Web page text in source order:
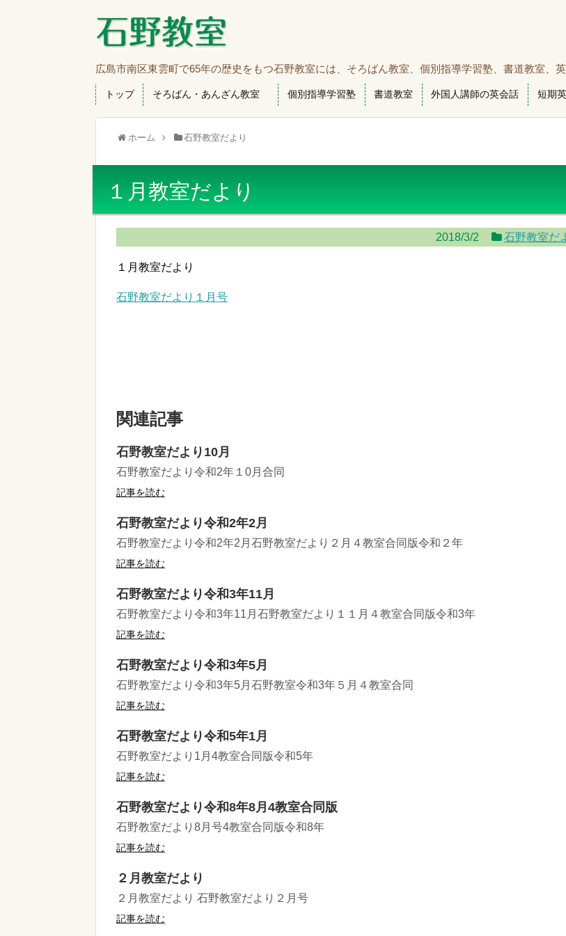
広島市南区東雲町で65年の歴史をもつ石野教室には、そろばん教室、個別指導学習塾、書道教室、
トップ そろばん・あんざん教室 個別指導学習塾 書道教室 外国人講師の英会話 短期
ホーム 石野教室だより
１月教室だより
2018/3/2 石野教室だ
１月教室だより
石野教室だより１月号
関連記事
石野教室だより10月
石野教室だより令和2年１0月合同
記事を読む
石野教室だより令和2年2月
石野教室だより令和2年2月石野教室だより２月４教室合同版令和２年
記事を読む
石野教室だより令和3年11月
石野教室だより令和3年11月石野教室だより１１月４教室合同版令和3年
記事を読む
石野教室だより令和3年5月
石野教室だより令和3年5月石野教室令和3年５月４教室合同
記事を読む
石野教室だより令和5年1月
石野教室だより1月4教室合同版令和5年
記事を読む
石野教室だより令和8年8月4教室合同版
石野教室だより8月号4教室合同版令和8年
記事を読む
２月教室だより
２月教室だより 石野教室だより２月号
記事を読む